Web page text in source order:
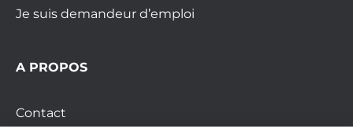
Je suis demandeur d’emploi
A PROPOS
Contact